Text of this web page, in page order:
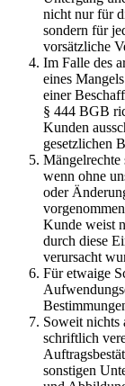
nicht nur für
sondern für
vorsätzliche
Im Falle des
eines
einer
§ 444 BGB
Kunden
gesetzlichen
Mängelrechte
wenn ohne
oder
Kunde weist
durch diese
verursacht
Für etwaige
Soweit nichts
schriftlich
sonstigen